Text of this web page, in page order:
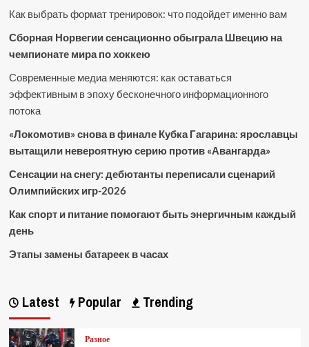
Как выбрать формат тренировок: что подойдет именно вам
Сборная Норвегии сенсационно обыграла Швецию на
чемпионате мира по хоккею
Современные медиа меняются: как оставаться
эффективным в эпоху бесконечного информационного
потока
«Локомотив» снова в финале Кубка Гагарина: ярославцы
вытащили невероятную серию против «Авангарда»
Сенсации на снегу: дебютанты переписали сценарий
Олимпийских игр-2026
Как спорт и питание помогают быть энергичным каждый
день
Этапы замены батареек в часах
Latest Popular Trending
Разное